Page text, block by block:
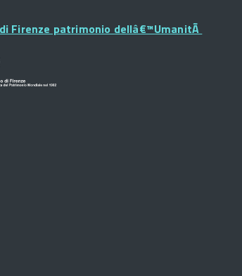
Firenze patrimonio dellâ€™UmanitÃ